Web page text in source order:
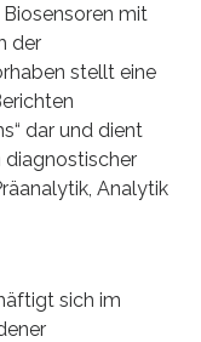
mit
der
stellt eine
dar und dient
diagnostischer
Analytik
sich im